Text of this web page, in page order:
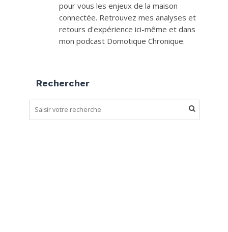
pour vous les enjeux de la maison
connectée. Retrouvez mes analyses et
retours d'expérience ici-même et dans
mon podcast Domotique Chronique.
Rechercher